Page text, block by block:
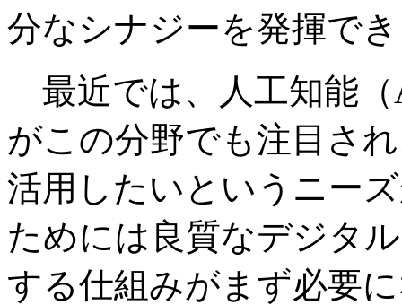
分なシナジーを発揮で
最近では、人工知能
がこの分野でも注目さ
活用したいというニー
ためには良質なデジタ
する仕組みがまず必要